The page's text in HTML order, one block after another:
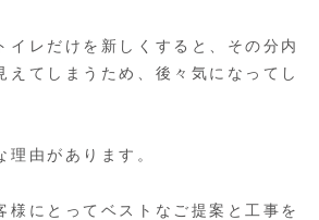
イレだけを新しくすると、その分内
えてしまうため、後々気になってし
理由があります。
様にとってベストなご提案と工事を